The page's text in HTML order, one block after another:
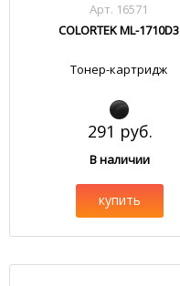
Арт. 16571
COLORTEK ML-1710D3
Тонер-картридж
291 руб.
В наличии
купить